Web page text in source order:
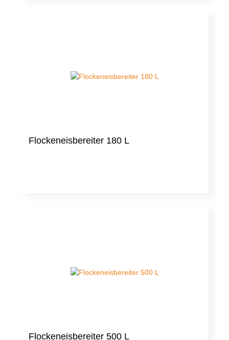
Flockeneisbereiter 180 L
Flockeneisbereiter 500 L